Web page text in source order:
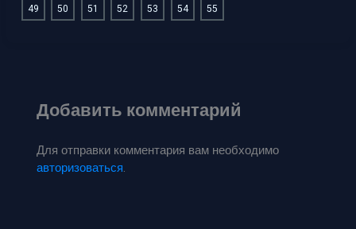
49
50 51 52 53 54 55
Добавить комментарий
Для отправки комментария вам необходимо
авторизоваться.